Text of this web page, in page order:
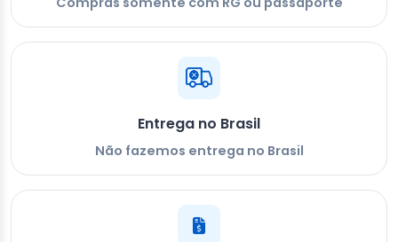
Entrega no Brasil
Não fazemos entrega no Brasil